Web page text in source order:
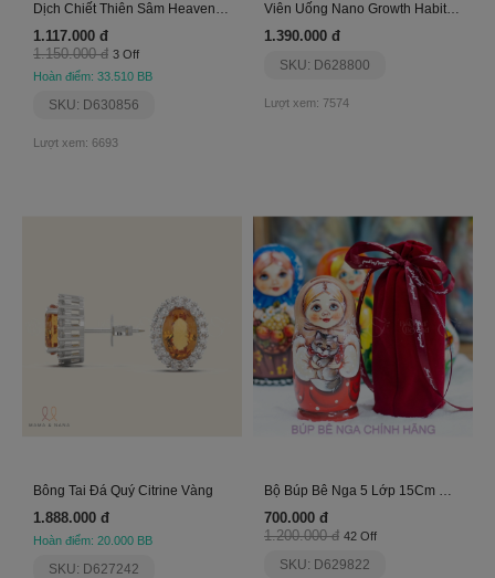
Dịch Chiết Thiên Sâm Heaven Red Ginseng 20 Ống
1.117.000 đ
1.150.000 đ 3 Off
Hoàn điểm: 33.510 BB
SKU: D630856
Lượt xem: 6693
Viên Uống Nano Growth Habit Ex
1.390.000 đ
SKU: D628800
Lượt xem: 7574
Bông Tai Đá Quý Citrine Vàng
1.888.000 đ
Hoàn điểm: 20.000 BB
SKU: D627242
Bộ Búp Bê Nga 5 Lớp 15Cm Misa Ôm Mèo Đỏ Siêu Cute!
700.000 đ
1.200.000 đ 42 Off
SKU: D629822